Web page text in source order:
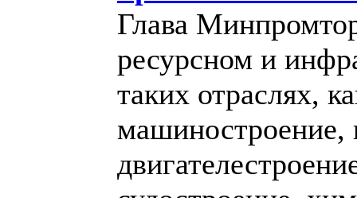
Глава
ресурсном и
таких отраслях,
машиностроение,